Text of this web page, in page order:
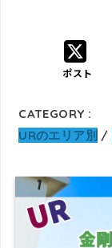
ポスト
CATEGORY :
URのエリア別